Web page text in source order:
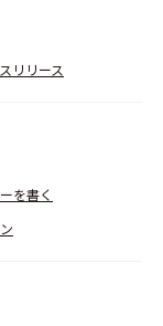
リリース
を書く